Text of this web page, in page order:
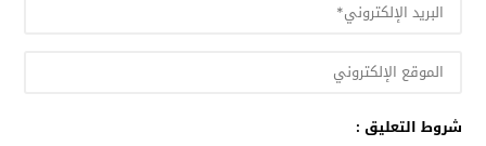
شروط التعليق :